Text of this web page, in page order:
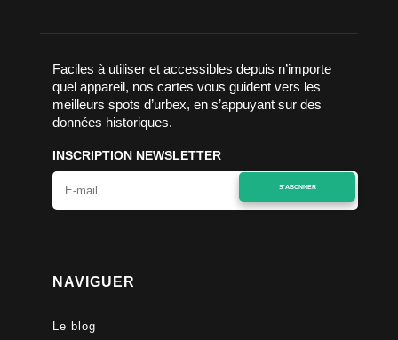
Faciles à utiliser et accessibles depuis n’importe
quel appareil, nos cartes vous guident vers les
meilleurs spots d’urbex, en s’appuyant sur des
données historiques.
INSCRIPTION NEWSLETTER
S'ABONNER
NAVIGUER
Le blog